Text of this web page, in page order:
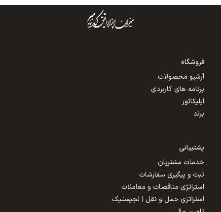
فروشگاه
آرشیو محصولات
برنامه های کاربردی
اپلیکاتور
برند
پشتیبانی
خدمات مشتریان
ثبت و پیگیری سفارشات
استراتژی مناقصات و معاملات
استراتژی حمل و نقل | لجیستیک